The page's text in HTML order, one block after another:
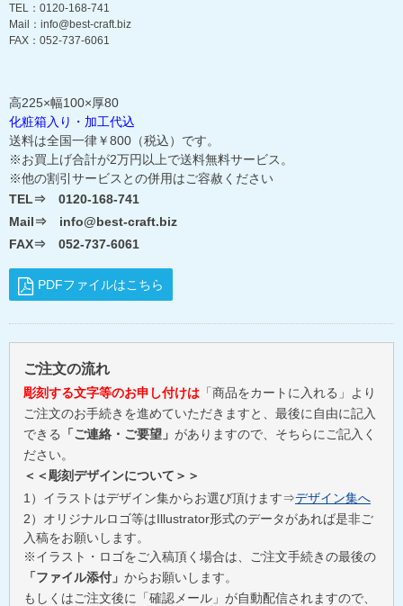
TEL：0120-168-741
Mail：info@best-craft.biz
FAX：052-737-6061
高225×幅100×厚80
化粧箱入り・加工代込
送料は全国一律￥800（税込）です。
※お買上げ合計が2万円以上で送料無料サービス。
※他の割引サービスとの併用はご容赦ください
TEL⇒ 0120-168-741
Mail⇒ info@best-craft.biz
FAX⇒ 052-737-6061
PDFファイルはこちら
ご注文の流れ
彫刻する文字等のお申し付けは 「商品をカートに入れる」より
ご注文のお手続きを進めていただきますと、最後に自由に記入
できる
「ご連絡・ご要望」 がありますので、そちらにご記入く
ださい。
＜＜彫刻デザインについて＞＞
1）イラストはデザイン集からお選び頂けます⇒デザイン集へ
2）オリジナルロゴ等はIllustrator形式のデータがあれば是非ご
入稿をお願いします。
※イラスト・ロゴをご入稿頂く場合は、ご注文手続きの最後の
「ファイル添付」 からお願いします。
もしくはご注文後に「確認メール」が自動配信されますので、